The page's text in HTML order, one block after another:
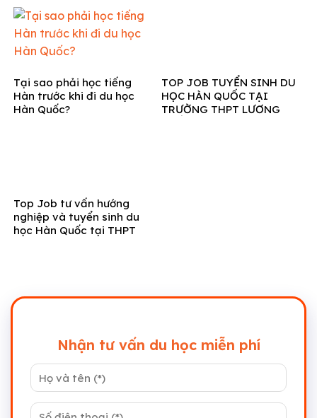
Tại sao phải học tiếng
Hàn trước khi đi du học
Hàn Quốc?
TOP JOB TUYỂN SINH DU
HỌC HÀN QUỐC TẠI
TRƯỜNG THPT LƯƠNG
Top Job tư vấn hướng
nghiệp và tuyển sinh du
học Hàn Quốc tại THPT
Nhận tư vấn du học miễn phí